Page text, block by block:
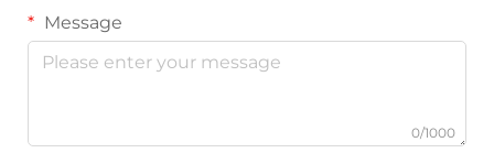
Message
0/1000